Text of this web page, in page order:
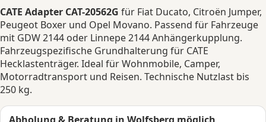
CATE Adapter CAT-20562G für Fiat Ducato, Citroën Jumper,
Peugeot Boxer und Opel Movano. Passend für Fahrzeuge
mit GDW 2144 oder Linnepe 2144 Anhängerkupplung.
Fahrzeugspezifische Grundhalterung für CATE
Hecklastenträger. Ideal für Wohnmobile, Camper,
Motorradtransport und Reisen. Technische Nutzlast bis
250 kg.